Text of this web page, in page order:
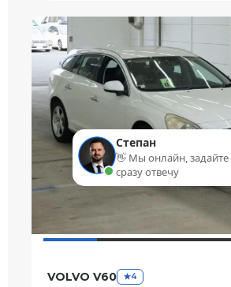
VOLVO V60 4
Степан
👋 Мы онлайн, задайте
сразу отвечу